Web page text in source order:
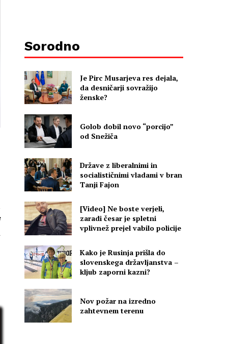
Sorodno
Je Pirc Musarjeva res dejala,
da desničarji sovražijo
ženske?
Golob dobil novo “porcijo”
od Snežiča
Države z liberalnimi in
socialističnimi vladami v bran
Tanji Fajon
[Video] Ne boste verjeli,
zaradi česar je spletni
vplivnež prejel vabilo policije
Kako je Rusinja prišla do
slovenskega državljanstva –
kljub zaporni kazni?
Nov požar na izredno
zahtevnem terenu